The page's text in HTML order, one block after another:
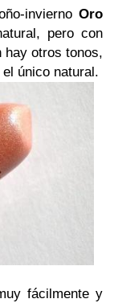
inviernoOro
pero con
hay otros tonos,
único natural.
fácilmente y